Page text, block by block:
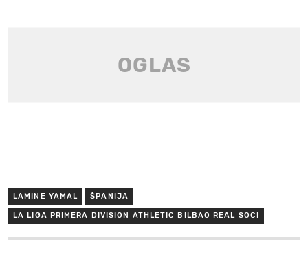
LAMINE YAMAL ŠPANIJA
LA LIGA PRIMERA DIVISION ATHLETIC BILBAO REAL SOCI